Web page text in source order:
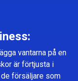
vantarna på en
är förtjusta i
försäljare som